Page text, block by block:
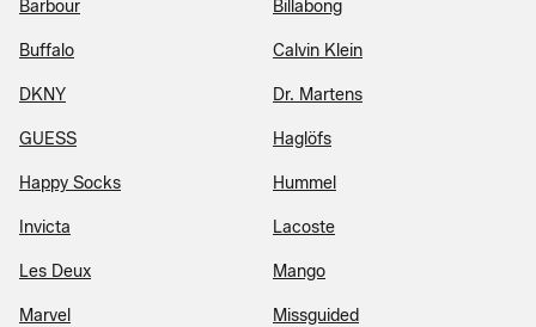
Barbour Billabong
Buffalo Calvin Klein
DKNY Dr. Martens
GUESS Haglöfs
Happy Socks Hummel
Invicta Lacoste
Les Deux Mango
Marvel Missguided